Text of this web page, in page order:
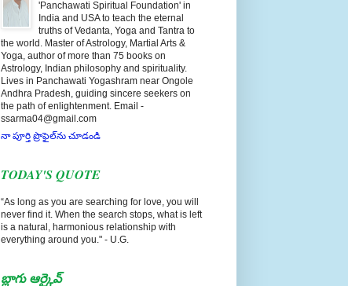
India and USA to teach the eternal
truths of Vedanta, Yoga and Tantra to
the world. Master of Astrology, Martial Arts &
Yoga, author of more than 75 books on
Astrology, Indian philosophy and spirituality.
Lives in Panchawati Yogashram near Ongole
Andhra Pradesh, guiding sincere seekers on
the path of enlightenment. Email -
ssarma04@gmail.com
నా పూర్తి ప్రొఫైల్‌ను చూడండి
never find it. When the search stops, what is left
is a natural, harmonious relationship with
everything around you." - U.G.